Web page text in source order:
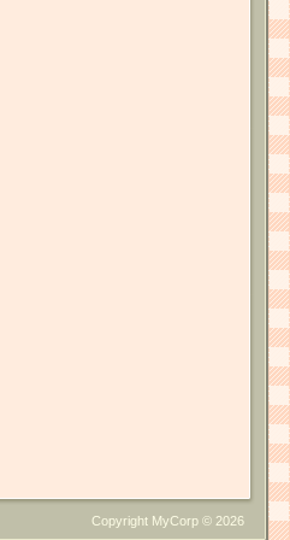
Copyright MyCorp © 2026